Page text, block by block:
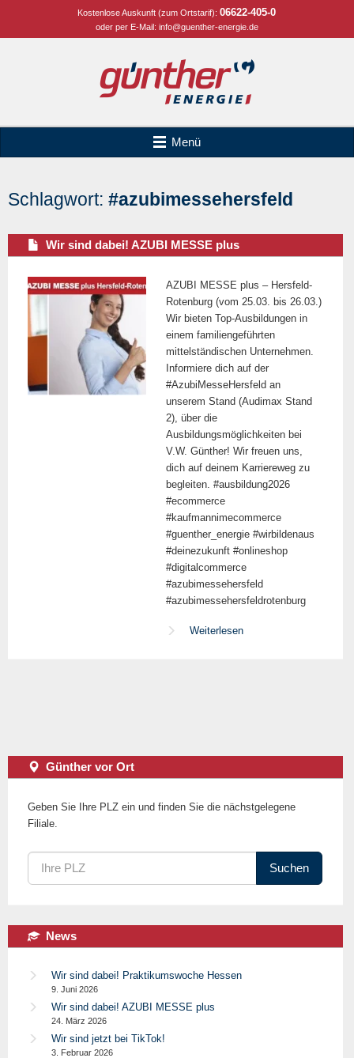
Kostenlose Auskunft (zum Ortstarif):06622-405-0
oder per E-Mail: info@guenther-energie.de
Menü
Schlagwort: #azubimessehersfeld
Wir sind dabei! AZUBI MESSE plus
AZUBI MESSE plus – Hersfeld-
Rotenburg (vom 25.03. bis 26.03.)
Wir bieten Top-Ausbildungen in
einem familiengeführten
mittelständischen Unternehmen.
Informiere dich auf der
#AzubiMesseHersfeld an
unserem Stand (Audimax Stand
2), über die
Ausbildungsmöglichkeiten bei
V.W. Günther! Wir freuen uns,
dich auf deinem Karriereweg zu
begleiten. #ausbildung2026
#ecommerce
#kaufmannimecommerce
#guenther_energie #wirbildenaus
#deinezukunft #onlineshop
#digitalcommerce
#azubimessehersfeld
#azubimessehersfeldrotenburg
Weiterlesen
Günther vor Ort
Geben Sie Ihre PLZ ein und finden Sie die nächstgelegene
Filiale.
Suchen
News
Wir sind dabei! Praktikumswoche Hessen
9. Juni 2026
Wir sind dabei! AZUBI MESSE plus
24. März 2026
Wir sind jetzt bei TikTok!
3. Februar 2026